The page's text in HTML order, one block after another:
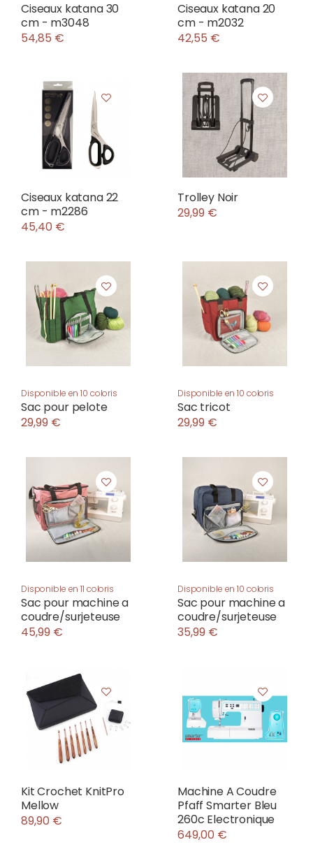
Ciseaux katana 30
cm - m3048
54,85 €
Ciseaux katana 20
cm - m2032
42,55 €
Ciseaux katana 22
cm - m2286
45,40 €
Trolley Noir
29,99 €
Disponible en 10 coloris
Sac pour pelote
29,99 €
Disponible en 10 coloris
Sac tricot
29,99 €
Disponible en 11 coloris
Sac pour machine a
coudre/surjeteuse
45,99 €
Disponible en 10 coloris
Sac pour machine a
coudre/surjeteuse
35,99 €
Kit Crochet KnitPro
Mellow
89,90 €
Machine A Coudre
Pfaff Smarter Bleu
260c Electronique
649,00 €